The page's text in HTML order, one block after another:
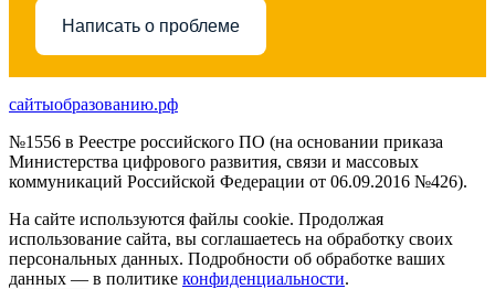
Написать о проблеме
сайтыобразованию.рф
№1556 в Реестре российского ПО (на основании приказа
Министерства цифрового развития, связи и массовых
коммуникаций Российской Федерации от 06.09.2016 №426).
На сайте используются файлы cookie. Продолжая
использование сайта, вы соглашаетесь на обработку своих
персональных данных. Подробности об обработке ваших
данных — в политике конфиденциальности.